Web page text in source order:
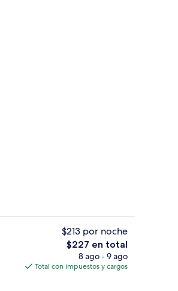
Cocina privada
$213 por noche
El
precio
total
$227 en total
8 ago - 9 ago
Total con impuestos y cargos